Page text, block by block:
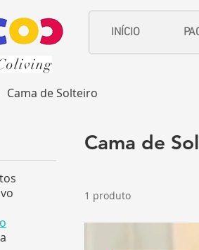
INÍCIO
Cama de Solteiro
Cama de
1 produto